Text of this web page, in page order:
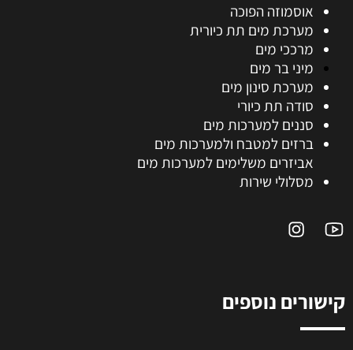
אוסמוזה הפוכה
מערכת מים תת כיורית
מרככי מים
מיני בר מים
מערכת סינון מים
סודה תת כיורי
סננים למערכות מים
ברזים למטבח ולמערכות מים
אביזרים משלימים למערכות מים
מסלולי שירות
קישורים נוספים